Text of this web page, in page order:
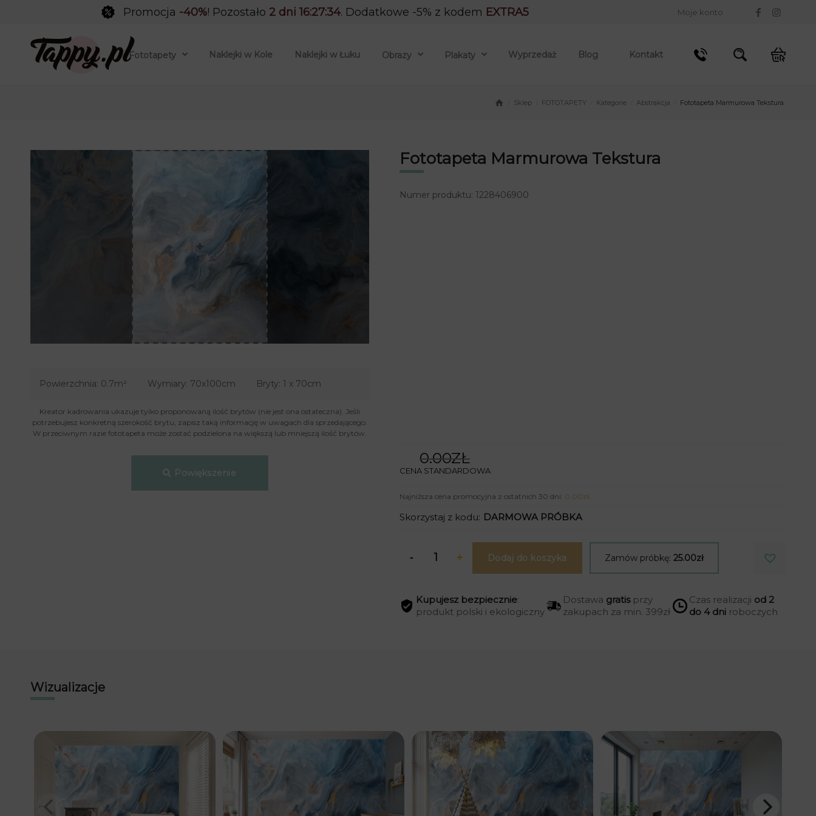
Moje konto
Promocja -40%! Pozostało 2 dni 16:27:33. Dodatkowe -5% z kodem EXTRA5
Fototapety Naklejki w Kole Naklejki w Łuku Obrazy Plakaty Wyprzedaż Blog Kontakt
Sklep FOTOTAPETY Kategorie Abstrakcja Fototapeta Marmurowa Tekstura
Powierzchnia: 0.7m² Wymiary: 70x100cm Bryty: 1 x 70cm
Kreator kadrowania ukazuje tylko proponowaną ilość brytów (nie jest ona ostateczna). Jeśli
potrzebujesz konkretną szerokość brytu, zapisz taką informację w uwagach dla sprzedającego.
W przeciwnym razie fototapeta może zostać podzielona na większą lub mniejszą ilość brytów.
Powiększenie
Fototapeta Marmurowa Tekstura
Numer produktu: 1228406900
0.00ZŁ
CENA STANDARDOWA
Najniższa cena promocyjna z ostatnich 30 dni: 0.00zł.
Skorzystaj z kodu: DARMOWA PRÓBKA
Dodaj do koszyka Zamów próbkę:25.00zł
Kupujesz bezpiecznie:
produkt polski i ekologiczny
Dostawa gratisprzy
zakupach za min. 399zł
Czas realizacji od 2
do 4 dni roboczych
Wizualizacje